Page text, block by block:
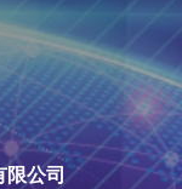
业